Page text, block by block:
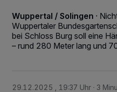
Wuppertal / Solingen ·
Wuppertaler
bei Schloss Burg soll eine
– rund 280 Meter lang und
29.12.2025 , 19:37 Uhr 3